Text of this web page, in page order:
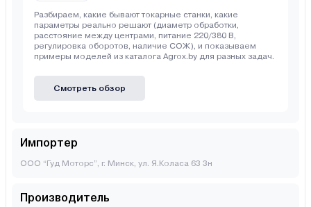
Разбираем, какие бывают токарные станки, какие
параметры реально решают (диаметр обработки,
расстояние между центрами, питание 220/380 В,
регулировка оборотов, наличие СОЖ), и показываем
примеры моделей из каталога Agrox.by для разных задач.
Смотреть обзор
Импортер
ООО “Гуд Моторс”, г. Минск, ул. Я.Коласа 63 3н
Производитель